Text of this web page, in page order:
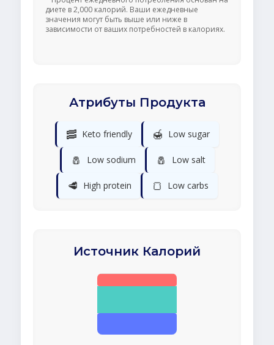
диете в 2,000 калорий. Ваши ежедневные
значения могут быть выше или ниже в
зависимости от ваших потребностей в калориях.
Атрибуты Продукта
🥓 Keto friendly 🍯 Low sugar
🧂 Low sodium 🧂 Low salt
🥩 High protein 🍞 Low carbs
Источник Калорий